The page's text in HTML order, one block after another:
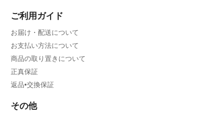
ご利用ガイド
お届け・配送について
お支払い方法について
商品の取り置きについて
正真保証
返品•交換保証
その他